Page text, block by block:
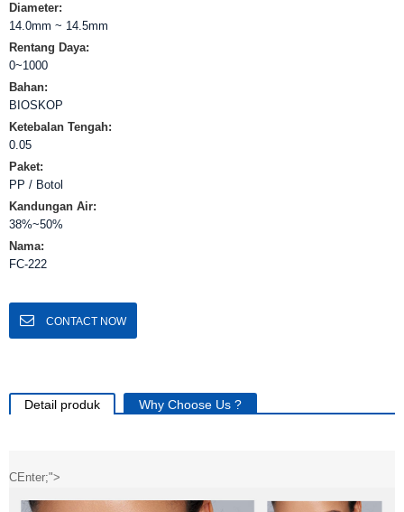
Diameter:
14.0mm ~ 14.5mm
Rentang Daya:
0~1000
Bahan:
BIOSKOP
Ketebalan Tengah:
0.05
Paket:
PP / Botol
Kandungan Air:
38%~50%
Nama:
FC-222
CONTACT NOW
Detail produk Why Choose Us ?
CEnter;">